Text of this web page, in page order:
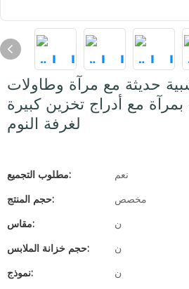
حديثة مع مرآة وطاولات
مع أدراج تخزين كبيرة
لغرفة النوم
مطلوب التجميع:
نعم
حجم المنتج:
مخصص
مقاس:
ن
حجم خزانة الملابس:
ن
نموذج:
ن